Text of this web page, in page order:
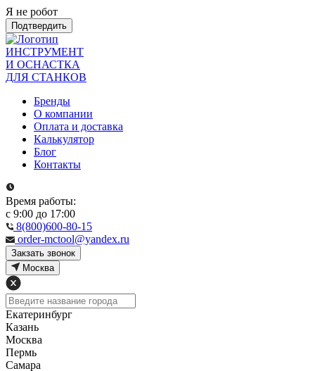
Я не робот
Подтвердить
ИНСТРУМЕНТ
И ОСНАСТКА
ДЛЯ СТАНКОВ
Бренды
О компании
Оплата и доставка
Калькулятор
Блог
Контакты
Время работы:
с 9:00 до 17:00
8(800)600-80-15
order-mctool@yandex.ru
Закзать звонок
Москва
Екатеринбург
Казань
Москва
Пермь
Самара